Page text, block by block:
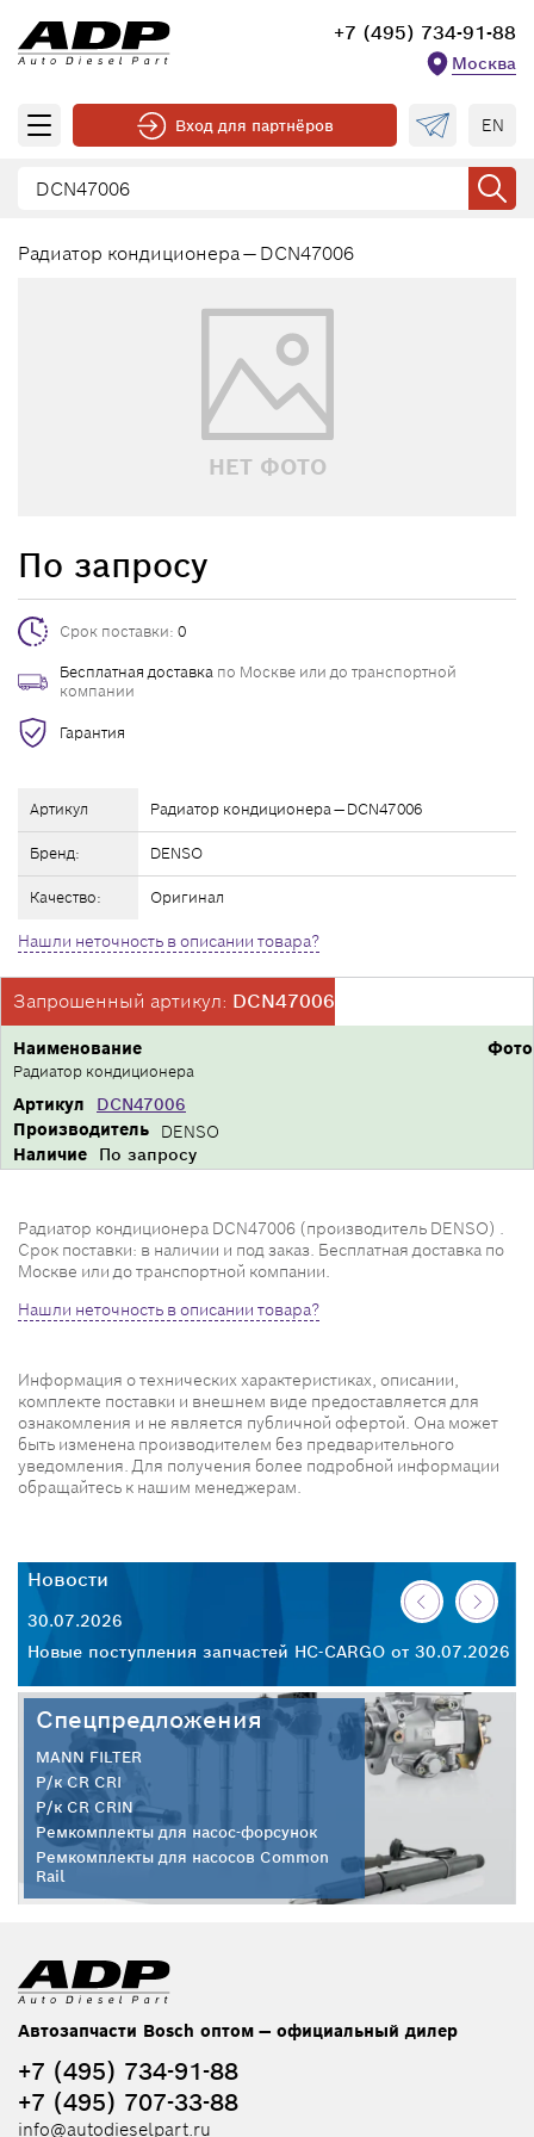
+7 (495) 734-91-88
Москва
Вход для партнёров EN
Радиатор кондиционера — DCN47006
НЕТ ФОТО
Артикул Радиатор кондиционера — DCN47006
Бренд: DENSO
Качество: Оригинал
Нашли неточность в описании товара?
По запросу
Срок поставки: 0
Бесплатная доставка по Москве или до транспортной
компании
Гарантия
Запрошенный артикул: DCN47006
Фото
Производитель DENSO
Артикул DCN47006
Наименование
Радиатор кондиционера
Наличие По запросу
Радиатор кондиционера DCN47006 (производитель DENSO) .
Срок поставки: в наличии и под заказ. Бесплатная доставка по
Москве или до транспортной компании.
Нашли неточность в описании товара?
Информация о технических характеристиках, описании,
комплекте поставки и внешнем виде предоставляется для
ознакомления и не является публичной офертой. Она может
быть изменена производителем без предварительного
уведомления. Для получения более подробной информации
обращайтесь к нашим менеджерам.
Новости
30.07.2026
Новые поступления запчастей HC-CARGO от 30.07.2026
Спецпредложения
MANN FILTER
Р/к CR CRI
Р/к CR CRIN
Ремкомплекты для насос-форсунок
Ремкомплекты для насосов Common
Rail
Автозапчасти Bosch оптом — официальный дилер
+7 (495) 734-91-88
+7 (495) 707-33-88
info@autodieselpart.ru